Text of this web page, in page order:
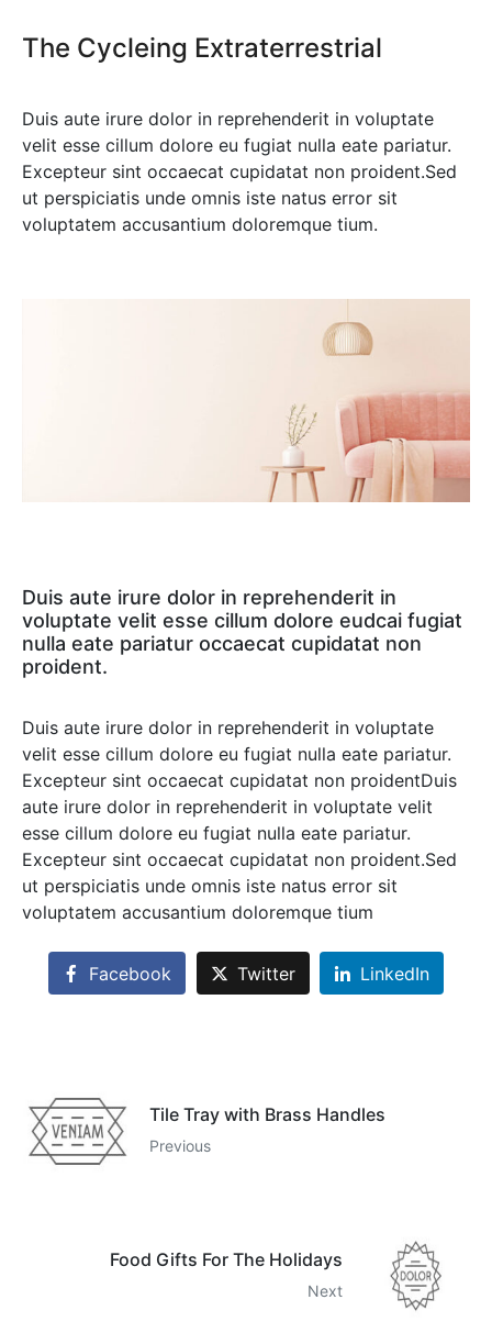
The Cycleing Extraterrestrial
Duis aute irure dolor in reprehenderit in voluptate
velit esse cillum dolore eu fugiat nulla eate pariatur.
Excepteur sint occaecat cupidatat non proident.Sed
ut perspiciatis unde omnis iste natus error sit
voluptatem accusantium doloremque tium.
Duis aute irure dolor in reprehenderit in
voluptate velit esse cillum dolore eudcai fugiat
nulla eate pariatur occaecat cupidatat non
proident.
Duis aute irure dolor in reprehenderit in voluptate
velit esse cillum dolore eu fugiat nulla eate pariatur.
Excepteur sint occaecat cupidatat non proidentDuis
aute irure dolor in reprehenderit in voluptate velit
esse cillum dolore eu fugiat nulla eate pariatur.
Excepteur sint occaecat cupidatat non proident.Sed
ut perspiciatis unde omnis iste natus error sit
voluptatem accusantium doloremque tium
Facebook Twitter LinkedIn
Tile Tray with Brass Handles
Previous
Food Gifts For The Holidays
Next